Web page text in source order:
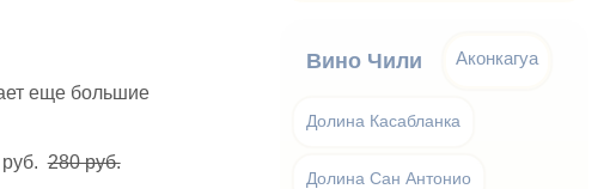
еще большие
руб.280 руб.
Вино Чили Аконкагуа
Долина Касабланка
Долина Сан Антонио